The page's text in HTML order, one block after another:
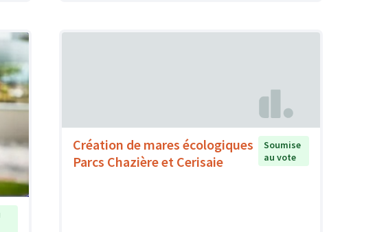
Création de mares écologiques
Parcs Chazière et Cerisaie
Soumise
au vote